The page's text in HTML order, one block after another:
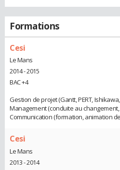
Formations
Cesi
Le Mans
2014 - 2015
BAC +4
Gestion de projet (Gantt, PERT, Ishikawa,
Management (conduite au
Communication (formation, animation
Cesi
Le Mans
2013 - 2014